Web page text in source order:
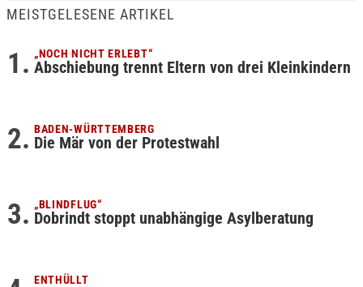
MEISTGELESENE ARTIKEL
„NOCH NICHT ERLEBT“
Abschiebung trennt Eltern von drei Kleinkindern
BADEN-WÜRTTEMBERG
Die Mär von der Protestwahl
„BLINDFLUG“
Dobrindt stoppt unabhängige Asylberatung
ENTHÜLLT